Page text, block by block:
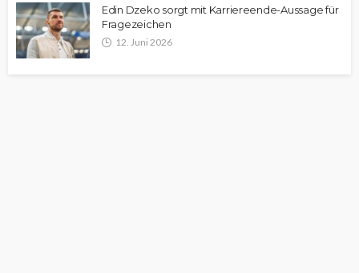
Edin Dzeko sorgt mit Karriereende-Aussage für
Fragezeichen
12. Juni 2026